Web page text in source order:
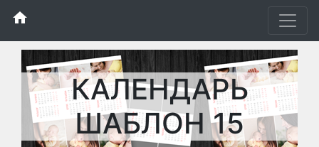
home
КАЛЕНДАРЬ
ШАБЛОН 15